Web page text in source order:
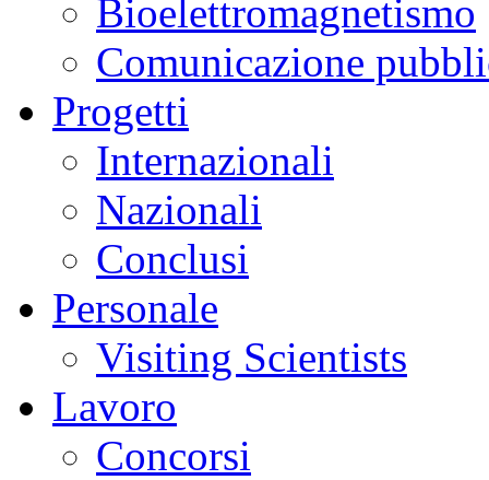
Bioelettromagnetismo
Comunicazione
Progetti
Internazionali
Nazionali
Conclusi
Personale
Visiting Scientists
Lavoro
Concorsi